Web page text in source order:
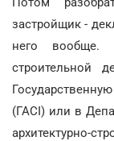
застройщик -
него вообще.
строительной
(ГАСІ) или в